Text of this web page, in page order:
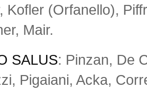
Kofler (Orfanello),
Mair.
SALUS: Pinzan, De
Pigaiani, Acka,